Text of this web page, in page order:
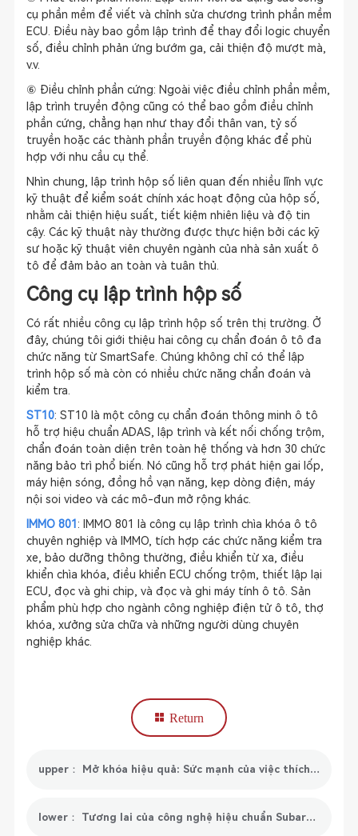
cụ phần mềm để viết và chỉnh sửa chương trình phần mềm
ECU. Điều này bao gồm lập trình để thay đổi logic chuyển
số, điều chỉnh phản ứng bướm ga, cải thiện độ mượt mà,
v.v.
⑥ Điều chỉnh phần cứng: Ngoài việc điều chỉnh phần mềm,
lập trình truyền động cũng có thể bao gồm điều chỉnh
phần cứng, chẳng hạn như thay đổi thân van, tỷ số
truyền hoặc các thành phần truyền động khác để phù
hợp với nhu cầu cụ thể.
Nhìn chung, lập trình hộp số liên quan đến nhiều lĩnh vực
kỹ thuật để kiểm soát chính xác hoạt động của hộp số,
nhằm cải thiện hiệu suất, tiết kiệm nhiên liệu và độ tin
cậy. Các kỹ thuật này thường được thực hiện bởi các kỹ
sư hoặc kỹ thuật viên chuyên ngành của nhà sản xuất ô
tô để đảm bảo an toàn và tuân thủ.
Công cụ lập trình hộp số
Có rất nhiều công cụ lập trình hộp số trên thị trường. Ở
đây, chúng tôi giới thiệu hai công cụ chẩn đoán ô tô đa
chức năng từ SmartSafe. Chúng không chỉ có thể lập
trình hộp số mà còn có nhiều chức năng chẩn đoán và
kiểm tra.
ST10: ST10 là một công cụ chẩn đoán thông minh ô tô
hỗ trợ hiệu chuẩn ADAS, lập trình và kết nối chống trộm,
chẩn đoán toàn diện trên toàn hệ thống và hơn 30 chức
năng bảo trì phổ biến. Nó cũng hỗ trợ phát hiện gai lốp,
máy hiện sóng, đồng hồ vạn năng, kẹp dòng điện, máy
nội soi video và các mô-đun mở rộng khác.
IMMO 801 : IMMO 801 là công cụ lập trình chìa khóa ô tô
chuyên nghiệp và IMMO, tích hợp các chức năng kiểm tra
xe, bảo dưỡng thông thường, điều khiển từ xa, điều
khiển chìa khóa, điều khiển ECU chống trộm, thiết lập lại
ECU, đọc và ghi chip, và đọc và ghi máy tính ô tô. Sản
phẩm phù hợp cho ngành công nghiệp điện tử ô tô, thợ
khóa, xưởng sửa chữa và những người dùng chuyên
nghiệp khác.
Return
upper： Mở khóa hiệu quả: Sức mạnh của việc thích ứng EGR trong hiệu suất động cơ
lower： Tương lai của công nghệ hiệu chuẩn Subaru EyeSight: Những đổi mới và xu hướng